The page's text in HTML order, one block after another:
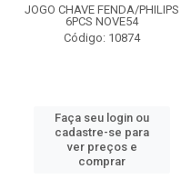
JOGO CHAVE FENDA/PHILIPS
6PCS NOVE54
Código: 10874
Faça seu login ou
cadastre-se para
ver preços e
comprar